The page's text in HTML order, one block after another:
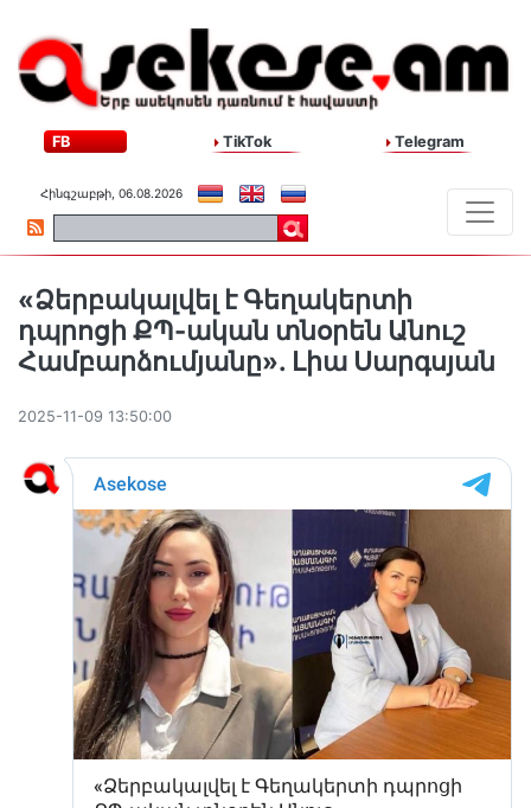
FB TikTok Telegram
Հինգշաբթի, 06.08.2026
«Ձերբակալվել է Գեղակերտի
դպրոցի ՔՊ-ական տնօրեն Անուշ
Համբարձումյանը». Լիա Սարգսյան
2025-11-09 13:50:00